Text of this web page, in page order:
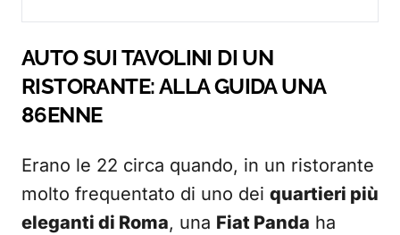
AUTO SUI TAVOLINI DI UN
RISTORANTE: ALLA GUIDA UNA
86ENNE
Erano le 22 circa quando, in un ristorante
molto frequentato di uno dei quartieri più
eleganti di Roma, una Fiat Panda ha